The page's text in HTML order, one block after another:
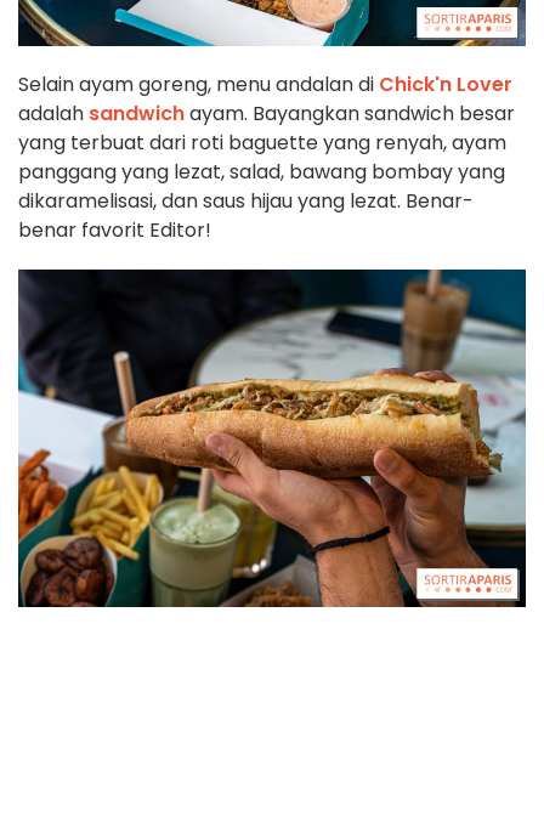
Selain ayam goreng, menu andalan di Chick'n Lover
adalah sandwichayam. Bayangkan sandwich besar
yang terbuat dari roti baguette yang renyah, ayam
panggang yang lezat, salad, bawang bombay yang
dikaramelisasi, dan saus hijau yang lezat. Benar-
benar favorit Editor!